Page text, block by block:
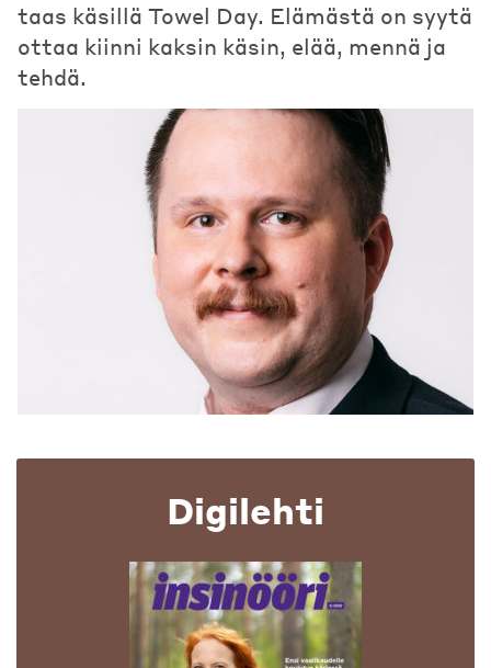
taas käsillä Towel Day. Elämästä on syytä
ottaa kiinni kaksin käsin, elää, mennä ja
tehdä.
Digilehti